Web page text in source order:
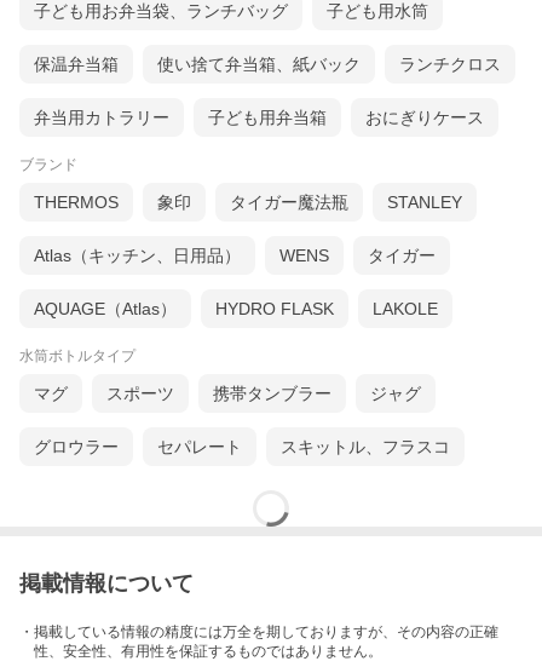
子ども用お弁当袋、ランチバッグ 子ども用水筒
保温弁当箱 使い捨て弁当箱、紙バック ランチクロス
弁当用カトラリー 子ども用弁当箱 おにぎりケース
ブランド
THERMOS 象印 タイガー魔法瓶 STANLEY
Atlas（キッチン、日用品） WENS タイガー
AQUAGE（Atlas） HYDRO FLASK LAKOLE
水筒ボトルタイプ
マグ スポーツ 携帯タンブラー ジャグ
グロウラー セパレート スキットル、フラスコ
掲載情報について
・掲載している情報の精度には万全を期しておりますが、その内容の正確
性、安全性、有用性を保証するものではありません。